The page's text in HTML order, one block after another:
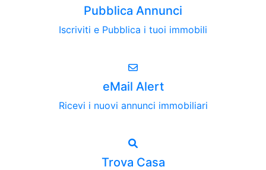
Pubblica Annunci
Iscriviti e Pubblica i tuoi immobili
eMail Alert
Ricevi i nuovi annunci immobiliari
Trova Casa